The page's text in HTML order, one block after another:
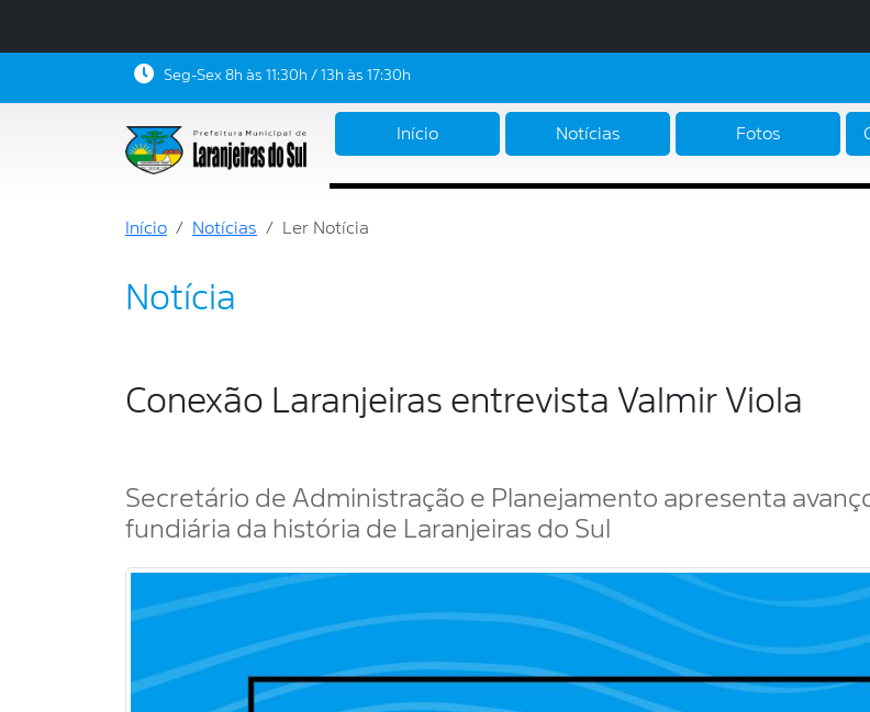
Seg-Sex 8h às 11:30h / 13h às 17:30h
Início Notícias Fotos
Início Notícias Ler Notícia
Notícia
Conexão Laranjeiras entrevista Valmir Viola
Secretário de Administração e Planejamento apresenta
fundiária da história de Laranjeiras do Sul